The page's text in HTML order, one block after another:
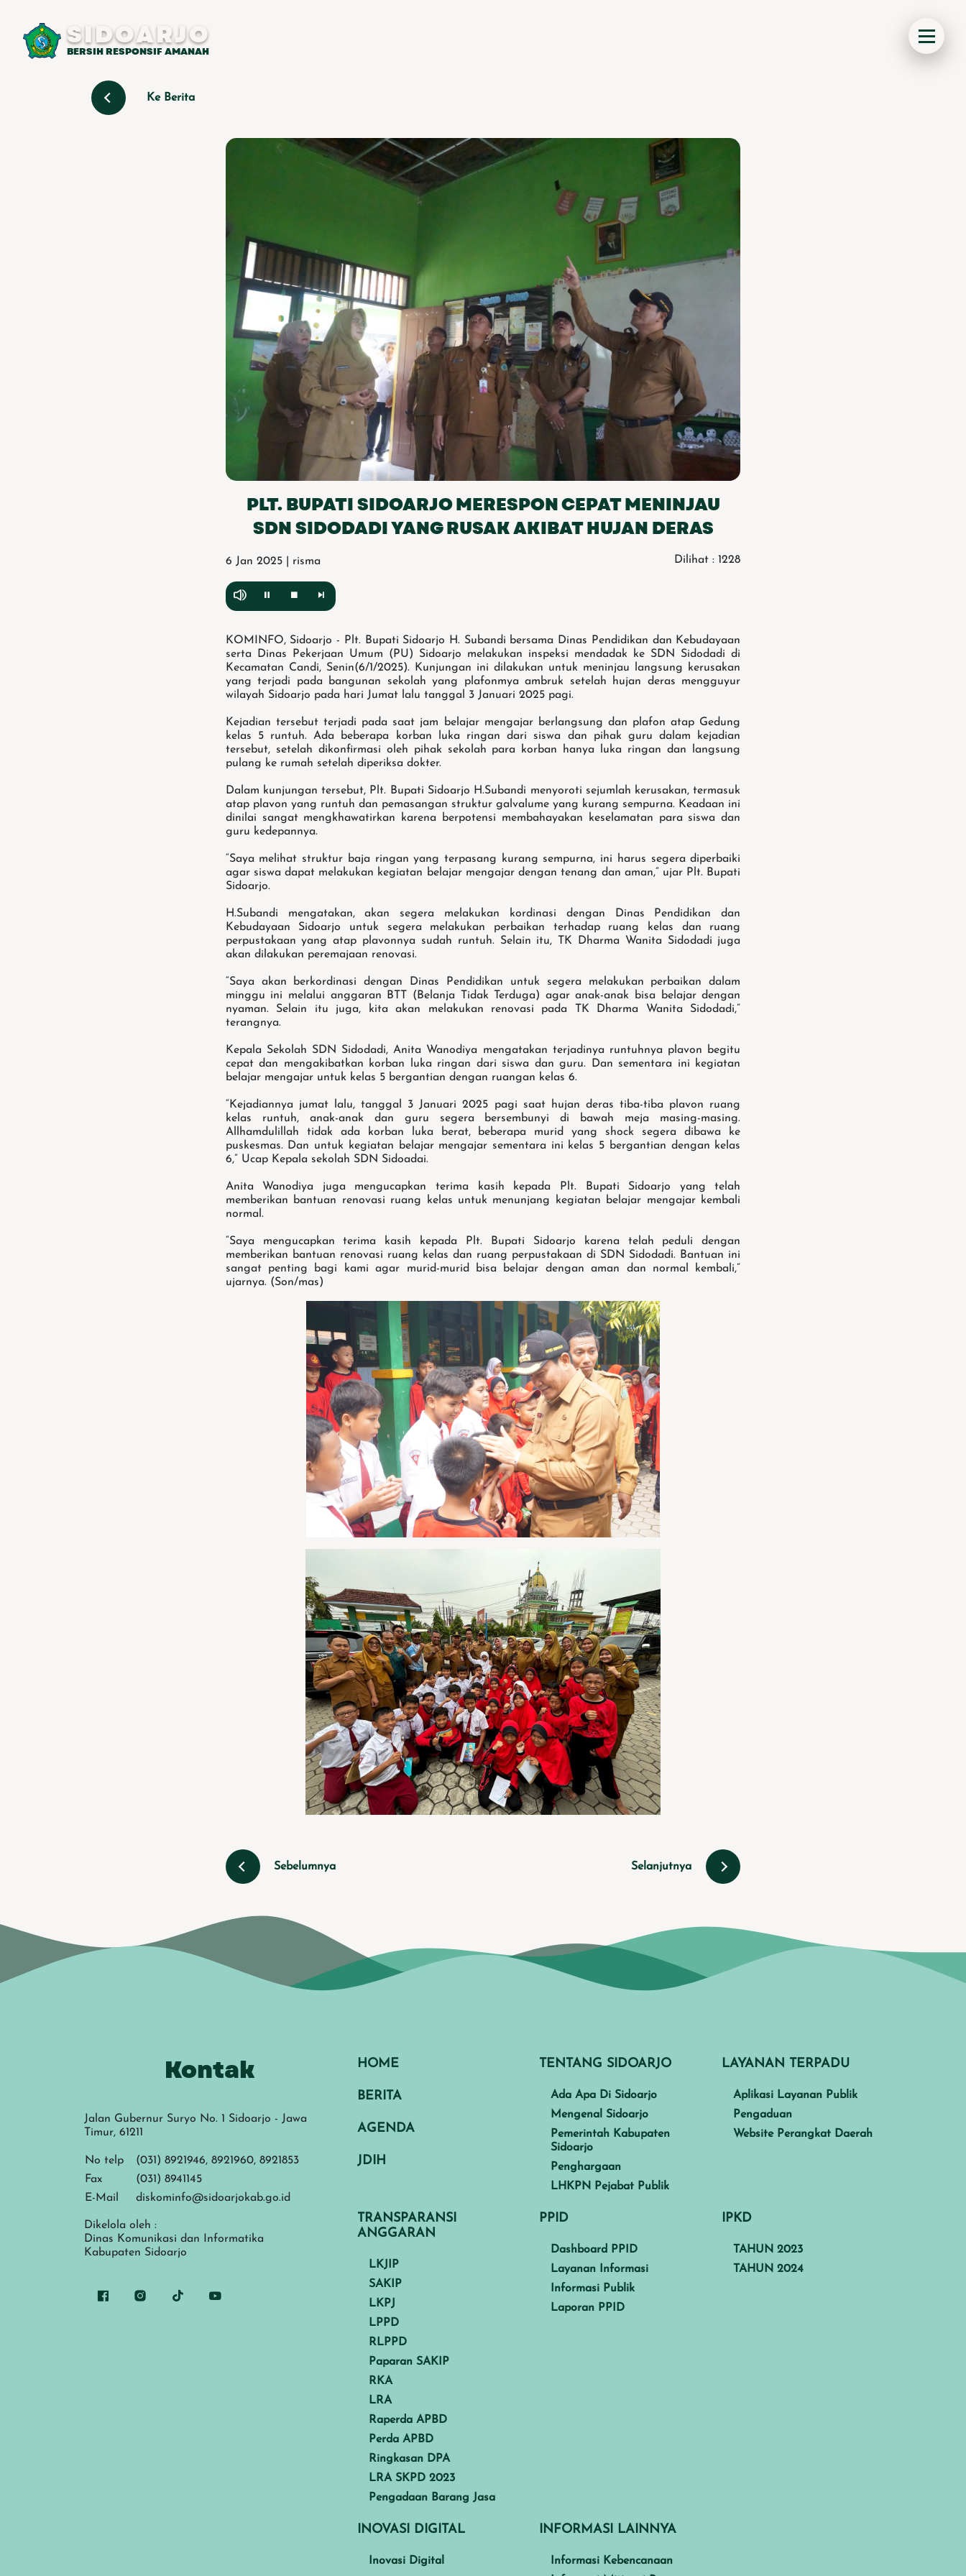
SIDOARJO
BERSIH RESPONSIF AMANAH
Ke Berita
PLT. BUPATI SIDOARJO MERESPON CEPAT MENINJAU
SDN SIDODADI YANG RUSAK AKIBAT HUJAN DERAS
6 Jan 2025 | risma Dilihat : 1228
KOMINFO, Sidoarjo - Plt. Bupati Sidoarjo H. Subandi bersama Dinas Pendidikan dan Kebudayaan
serta Dinas Pekerjaan Umum (PU) Sidoarjo melakukan inspeksi mendadak ke SDN Sidodadi di
Kecamatan Candi, Senin(6/1/2025). Kunjungan ini dilakukan untuk meninjau langsung kerusakan
yang terjadi pada bangunan sekolah yang plafonmya ambruk setelah hujan deras mengguyur
wilayah Sidoarjo pada hari Jumat lalu tanggal 3 Januari 2025 pagi.
Kejadian tersebut terjadi pada saat jam belajar mengajar berlangsung dan plafon atap Gedung
kelas 5 runtuh. Ada beberapa korban luka ringan dari siswa dan pihak guru dalam kejadian
tersebut, setelah dikonfirmasi oleh pihak sekolah para korban hanya luka ringan dan langsung
pulang ke rumah setelah diperiksa dokter.
Dalam kunjungan tersebut, Plt. Bupati Sidoarjo H.Subandi menyoroti sejumlah kerusakan, termasuk
atap plavon yang runtuh dan pemasangan struktur galvalume yang kurang sempurna. Keadaan ini
dinilai sangat mengkhawatirkan karena berpotensi membahayakan keselamatan para siswa dan
guru kedepannya.
“Saya melihat struktur baja ringan yang terpasang kurang sempurna, ini harus segera diperbaiki
agar siswa dapat melakukan kegiatan belajar mengajar dengan tenang dan aman,” ujar Plt. Bupati
Sidoarjo.
H.Subandi mengatakan, akan segera melakukan kordinasi dengan Dinas Pendidikan dan
Kebudayaan Sidoarjo untuk segera melakukan perbaikan terhadap ruang kelas dan ruang
perpustakaan yang atap plavonnya sudah runtuh. Selain itu, TK Dharma Wanita Sidodadi juga
akan dilakukan peremajaan renovasi.
“Saya akan berkordinasi dengan Dinas Pendidikan untuk segera melakukan perbaikan dalam
minggu ini melalui anggaran BTT (Belanja Tidak Terduga) agar anak-anak bisa belajar dengan
nyaman. Selain itu juga, kita akan melakukan renovasi pada TK Dharma Wanita Sidodadi,”
terangnya.
Kepala Sekolah SDN Sidodadi, Anita Wanodiya mengatakan terjadinya runtuhnya plavon begitu
cepat dan mengakibatkan korban luka ringan dari siswa dan guru. Dan sementara ini kegiatan
belajar mengajar untuk kelas 5 bergantian dengan ruangan kelas 6.
“Kejadiannya jumat lalu, tanggal 3 Januari 2025 pagi saat hujan deras tiba-tiba plavon ruang
kelas runtuh, anak-anak dan guru segera bersembunyi di bawah meja masing-masing.
Allhamdulillah tidak ada korban luka berat, beberapa murid yang shock segera dibawa ke
puskesmas. Dan untuk kegiatan belajar mengajar sementara ini kelas 5 bergantian dengan kelas
6,” Ucap Kepala sekolah SDN Sidoadai.
Anita Wanodiya juga mengucapkan terima kasih kepada Plt. Bupati Sidoarjo yang telah
memberikan bantuan renovasi ruang kelas untuk menunjang kegiatan belajar mengajar kembali
normal.
“Saya mengucapkan terima kasih kepada Plt. Bupati Sidoarjo karena telah peduli dengan
memberikan bantuan renovasi ruang kelas dan ruang perpustakaan di SDN Sidodadi. Bantuan ini
sangat penting bagi kami agar murid-murid bisa belajar dengan aman dan normal kembali,”
ujarnya. (Son/mas)
Sebelumnya Selanjutnya
Kontak
Jalan Gubernur Suryo No. 1 Sidoarjo - Jawa
Timur, 61211
No telp
(031) 8921946, 8921960, 8921853
Fax
(031) 8941145
E-Mail
diskominfo@sidoarjokab.go.id
Dikelola oleh :
Dinas Komunikasi dan Informatika
Kabupaten Sidoarjo
HOME
BERITA
AGENDA
JDIH
TENTANG SIDOARJO
Ada Apa Di Sidoarjo
Mengenal Sidoarjo
Pemerintah Kabupaten
Sidoarjo
Penghargaan
LHKPN Pejabat Publik
LAYANAN TERPADU
Aplikasi Layanan Publik
Pengaduan
Website Perangkat Daerah
TRANSPARANSI
ANGGARAN
LKJIP
SAKIP
LKPJ
LPPD
RLPPD
Paparan SAKIP
RKA
LRA
Raperda APBD
Perda APBD
Ringkasan DPA
LRA SKPD 2023
Pengadaan Barang Jasa
PPID
Dashboard PPID
Layanan Informasi
Informasi Publik
Laporan PPID
IPKD
TAHUN 2023
TAHUN 2024
INOVASI DIGITAL
Inovasi Digital
INFORMASI LAINNYA
Informasi Kebencanaan